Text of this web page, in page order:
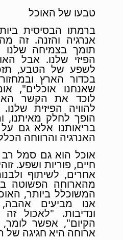
טבעו של האוכל
ברמתו הבסיסית
אנרגיה והזנה. זה
תומך בצמיחה שלנו
הפיזי שלנו. אבל
לשפע של הטבע,
בכדור הארץ
שאנחנו אוכלים",
לוכד את הקשר
להוויה הפיזית
הופך לחלק
בריאותנו אלא גם
האנרגיה והרווחה
אוכל הוא גם סמל רב
חיים, פוריות ושפע.
אחרים, לשיתוף
מהארוחה הפשוטה
המשוכלל ביותר,
אנו מביעים
ונדיבות. "לאכול
הקיום", אפשר
ארוחה היא חגיגה של